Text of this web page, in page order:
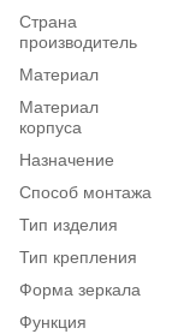
Страна
производитель
Материал
Материал
корпуса
Назначение
Способ монтажа
Тип изделия
Тип крепления
Форма зеркала
Функция